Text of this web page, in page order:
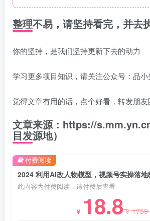
整理不易，请坚持看完，并去
你的坚持，是我们坚持更新下去的动力
学习更多项目知识，请关注公众号：品小
觉得文章有用的话，点个好看，转发朋友
文章来源：https://
目发源地）
此内容为付费阅读，请付费后查看
￥ 18.8￥1759
付费阅读